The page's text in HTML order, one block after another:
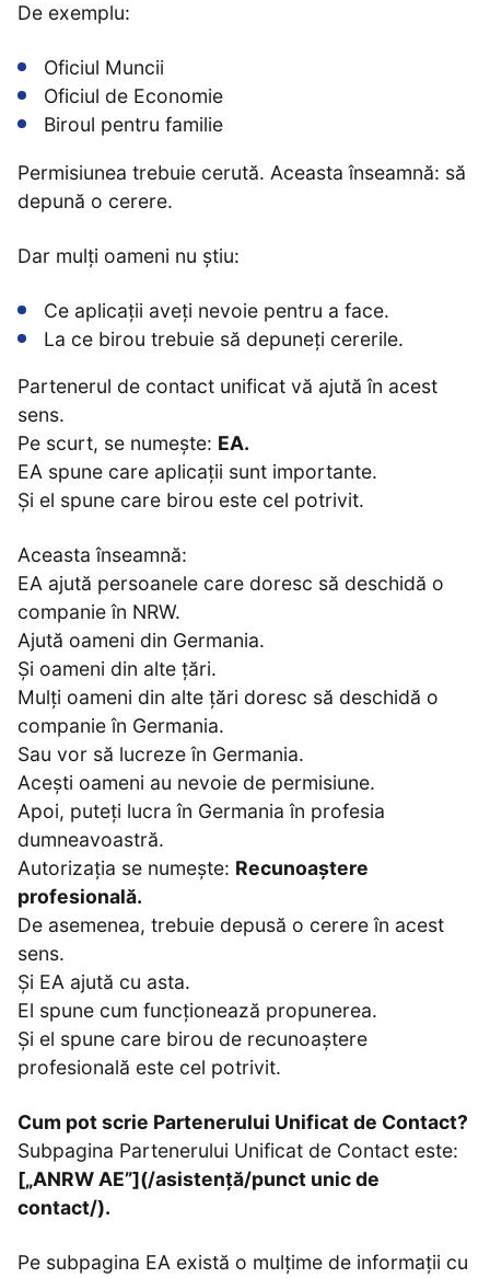
De exemplu:
Oficiul Muncii
Oficiul de Economie
Biroul pentru familie
Permisiunea trebuie cerută. Aceasta înseamnă: să
depună o cerere.
Dar mulți oameni nu știu:
Ce aplicații aveți nevoie pentru a face.
La ce birou trebuie să depuneți cererile.
Partenerul de contact unificat vă ajută în acest
sens.
Pe scurt, se numește: EA.
EA spune care aplicații sunt importante.
Și el spune care birou este cel potrivit.
Aceasta înseamnă:
EA ajută persoanele care doresc să deschidă o
companie în NRW.
Ajută oameni din Germania.
Și oameni din alte țări.
Mulți oameni din alte țări doresc să deschidă o
companie în Germania.
Sau vor să lucreze în Germania.
Acești oameni au nevoie de permisiune.
Apoi, puteți lucra în Germania în profesia
dumneavoastră.
Autorizația se numește: Recunoaștere
profesională.
De asemenea, trebuie depusă o cerere în acest
sens.
Și EA ajută cu asta.
El spune cum funcționează propunerea.
Și el spune care birou de recunoaștere
profesională este cel potrivit.
Cum pot scrie Partenerului Unificat de Contact?
Subpagina Partenerului Unificat de Contact este:
[„ANRW AE”](/asistență/punct unic de
contact/).
Pe subpagina EA există o mulțime de informații cu